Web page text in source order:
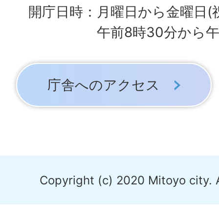
開庁日時：月曜日から金曜日(
午前8時30分から
庁舎へのアクセス
Copyright (c) 2020 Mitoyo city.